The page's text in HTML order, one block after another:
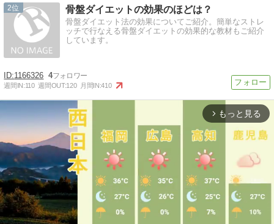
2 骨盤ダイエットの効果のほどは？
骨盤ダイエット法の効果についてご紹介。簡単なストレ
ッチで行なえる骨盤ダイエットの効果的な教材もご紹介
しています。
1166326 4
週間IN:110 週間OUT:120 月間IN:410
arrow_forward_ios もっと見る